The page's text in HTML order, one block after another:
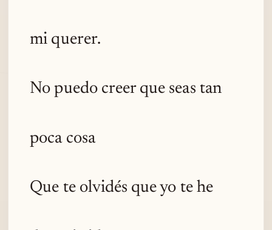
mi querer.
No puedo creer que seas tan
poca cosa
Que te olvidés que yo te he